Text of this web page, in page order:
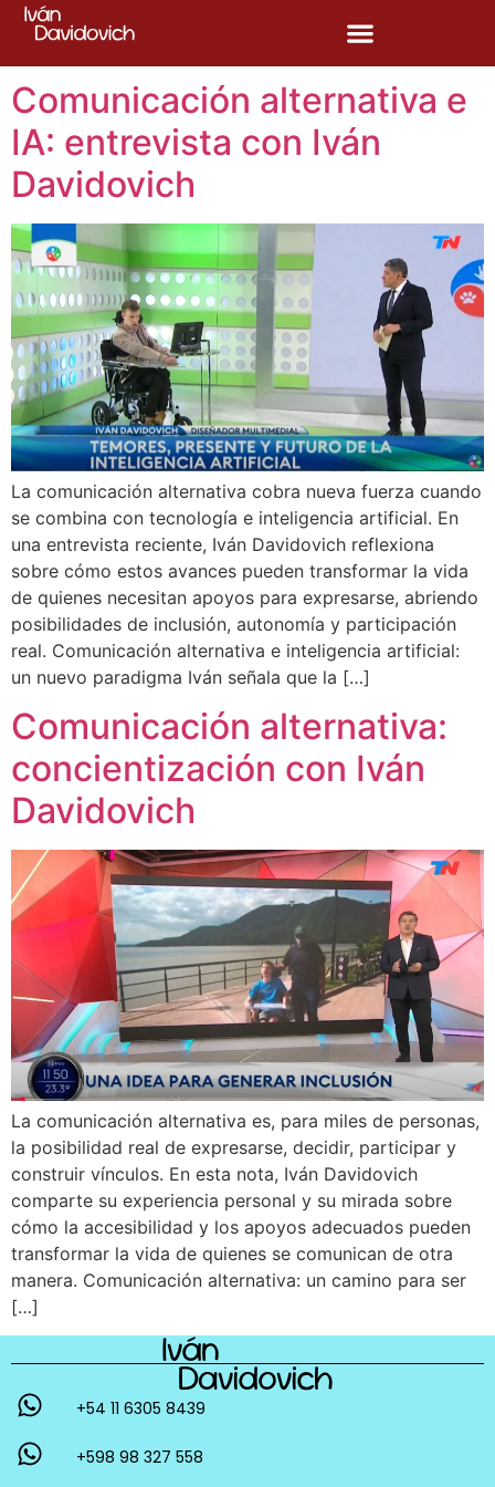
Etiqueta:
Comunicación alternativa e
IA: entrevista con Iván
Davidovich
La comunicación alternativa cobra nueva fuerza cuando
se combina con tecnología e inteligencia artificial. En
una entrevista reciente, Iván Davidovich reflexiona
sobre cómo estos avances pueden transformar la vida
de quienes necesitan apoyos para expresarse, abriendo
posibilidades de inclusión, autonomía y participación
real. Comunicación alternativa e inteligencia artificial:
un nuevo paradigma Iván señala que la […]
Comunicación alternativa:
concientización con Iván
Davidovich
La comunicación alternativa es, para miles de personas,
la posibilidad real de expresarse, decidir, participar y
construir vínculos. En esta nota, Iván Davidovich
comparte su experiencia personal y su mirada sobre
cómo la accesibilidad y los apoyos adecuados pueden
transformar la vida de quienes se comunican de otra
manera. Comunicación alternativa: un camino para ser
[…]
+54 11 6305 8439
+598 98 327 558